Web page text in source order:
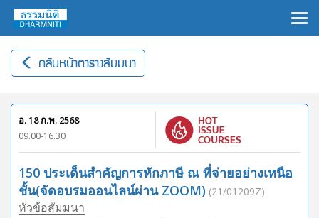
กลับหน้าตารางสัมมนา
อ. 18 ก.พ. 2568
09.00-16.30
150 ประเด็นสำคัญการหักภาษี ณ ที่จ่ายอย่างเหนือ
ชั้น(จัดอบรมออนไลน์ผ่าน ZOOM) (21/01209Z)
หัวข้อสัมมนา
×